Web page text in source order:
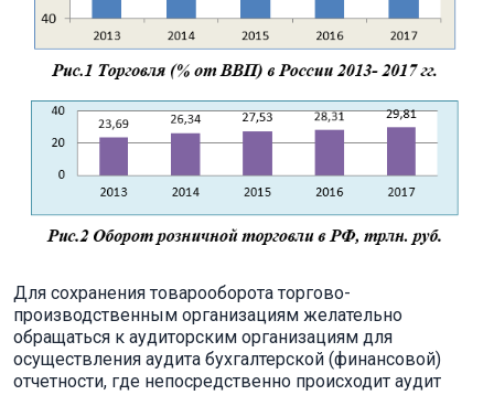
Для сохранения товарооборота торгово-
производственным организациям желательно
обращаться к аудиторским организациям для
осуществления аудита бухгалтерской (финансовой)
отчетности, где непосредственно происходит аудит